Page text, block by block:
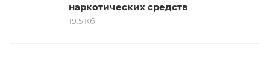
наркотических средств
19.5 Кб